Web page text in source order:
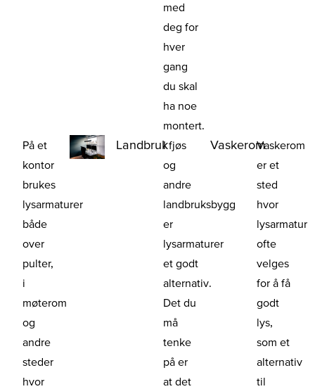
med
deg for
hver
gang
du skal
ha noe
montert.
På et
kontor
brukes
lysarmaturer
både
over
pulter,
i
møterom
og
andre
steder
hvor
LandbrukI fjøs
og
andre
landbruksbygg
er
lysarmaturer
et godt
alternativ.
Det du
må
tenke
på er
at det
VaskeromVaskerom
er et
sted
hvor
lysarmatur
ofte
velges
for å få
godt
lys,
som et
alternativ
til